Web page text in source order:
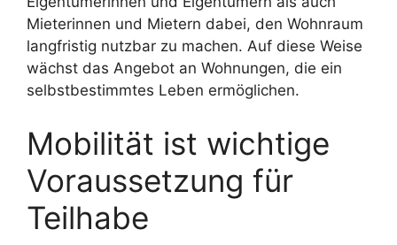
Mieterinnen und Mietern dabei, den Wohnraum
langfristig nutzbar zu machen. Auf diese Weise
wächst das Angebot an Wohnungen, die ein
selbstbestimmtes Leben ermöglichen.
Mobilität ist wichtige
Voraussetzung für
Teilhabe